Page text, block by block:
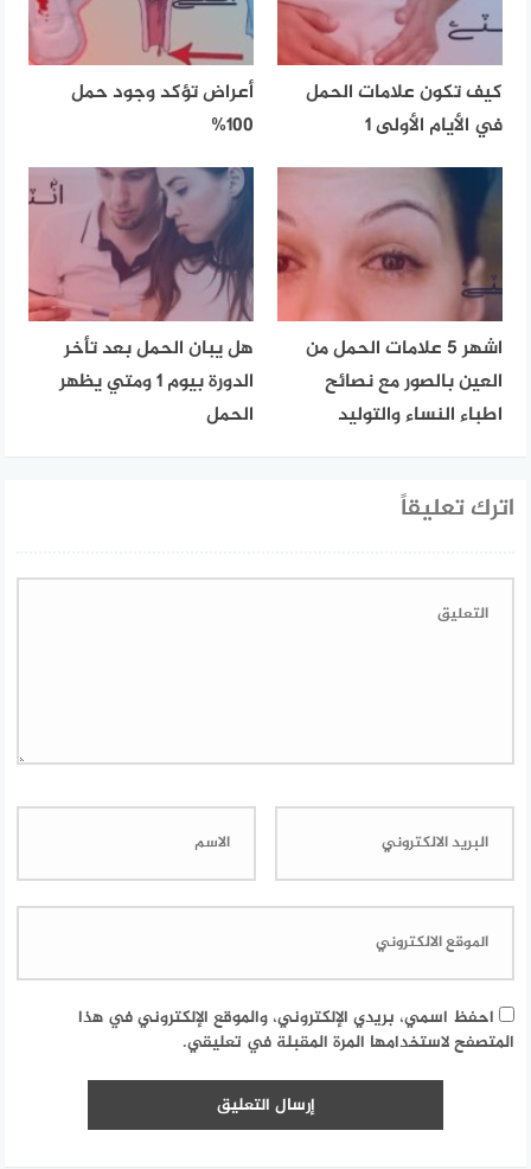
كيف تكون علامات الحمل
في الأيام الأولى 1
أعراض تؤكد وجود حمل
100%
اشهر 5 علامات الحمل من
العين بالصور مع نصائح
اطباء النساء والتوليد
هل يبان الحمل بعد تأخر
الدورة بيوم 1 ومتي يظهر
الحمل
اترك تعليقاً
احفظ اسمي، بريدي الإلكتروني، والموقع الإلكتروني في هذا
المتصفح لاستخدامها المرة المقبلة في تعليقي.